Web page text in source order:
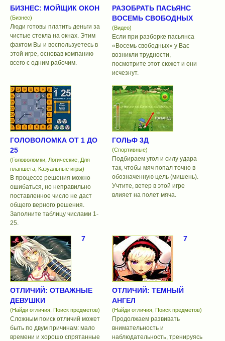
БИЗНЕС: МОЙЩИК ОКОН
(Бизнес)
Люди готовы платить деньги за
чистые стекла на окнах. Этим
фактом Вы и воспользуетесь в
этой игре, основав компанию
всего с одним рабочим.
РАЗОБРАТЬ ПАСЬЯНС
ВОСЕМЬ СВОБОДНЫХ
(Видео)
Если при разборке пасьянса
«Восемь свободных» у Вас
возникли трудности,
посмотрите этот сюжет и они
исчезнут.
ГОЛОВОЛОМКА ОТ 1 ДО
25
(Головоломки, Логические, Для
планшета, Казуальные игры)
В процессе решения можно
ошибаться, но неправильно
поставленное число не даст
общего верного решения.
Заполните таблицу числами 1-
25.
ГОЛЬФ 3Д
(Спортивные)
Подбираем угол и силу удара
так, чтобы мяч попал точно в
обозначенную цель (мишень).
Учтите, ветер в этой игре
влияет на полет мяча.
7
ОТЛИЧИЙ: ОТВАЖНЫЕ
ДЕВУШКИ
(Найди отличия, Поиск предметов)
Сложным поиск отличий может
быть по двум причинам: мало
времени и хорошо спрятанные
7
ОТЛИЧИЙ: ТЕМНЫЙ
АНГЕЛ
(Найди отличия, Поиск предметов)
Продолжаем развивать
внимательность и
наблюдательность, тренируясь